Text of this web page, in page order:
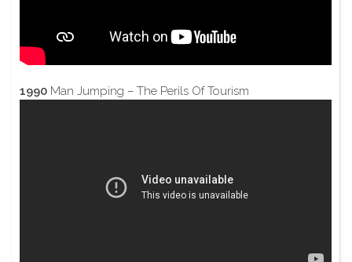
1990 Man Jumping – The Perils Of Tourism